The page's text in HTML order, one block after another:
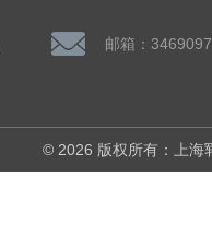
邮箱：
© 2026 版权所有：上